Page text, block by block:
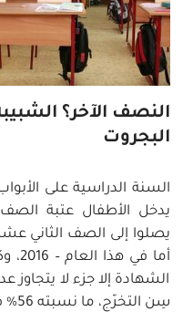
النصف الآخر؟
البجروت
السنة الدراسية على
يدخل الأطفال عتبة
يصلوا إلى الصف الثاني
أما
الشهادة إلا جزء لا يتجاوز
سِن التخرّج، ما نسبته 56% فقط.